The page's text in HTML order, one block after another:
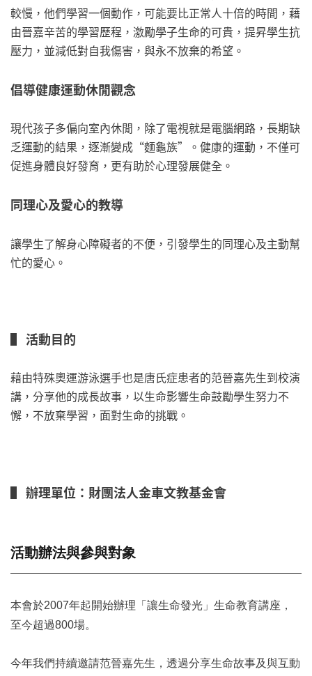
較慢，他們學習一個動作，可能要比正常人十倍的時間，藉
由晉嘉辛苦的學習歷程，激勵學子生命的可貴，提昇學生抗
壓力，並減低對自我傷害，與永不放棄的希望。
倡導健康運動休閒觀念
現代孩子多偏向室內休閒，除了電視就是電腦網路，長期缺
乏運動的結果，逐漸變成“麵龜族”。健康的運動，不僅可
促進身體良好發育，更有助於心理發展健全。
同理心及愛心的教導
讓學生了解身心障礙者的不便，引發學生的同理心及主動幫
忙的愛心。
▌ 活動目的
藉由特殊奧運游泳選手也是唐氏症患者的范晉嘉先生到校演
講，分享他的成長故事，以生命影響生命鼓勵學生努力不
懈，不放棄學習，面對生命的挑戰。
▌ 辦理單位：財團法人金車文教基金會
活動辦法與參與對象
本會於2007年起開始辦理「讓生命發光」生命教育講座，
至今超過800場。
今年我們持續邀請范晉嘉先生，透過分享生命故事及與互動